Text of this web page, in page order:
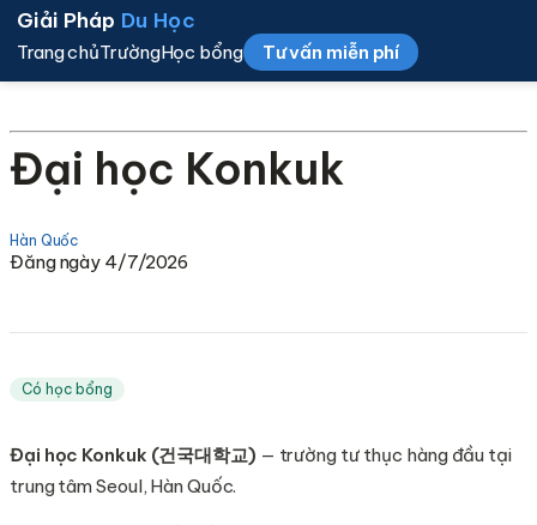
Đại học Konkuk
Hàn Quốc
Đăng ngày 4/7/2026
Có học bổng
Đại học Konkuk (건국대학교) — trường tư thục hàng đầu tại
trung tâm Seoul, Hàn Quốc.
Giải Pháp Du Học
Trang chủTrườngHọc bổng Tư vấn miễn phí